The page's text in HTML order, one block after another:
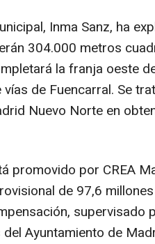
Inma Sanz, ha
304.000 metros
la franja oeste
vías de Fuencarral. Se
Nuevo Norte en
promovido por CREA
de 97,6
supervisado
Ayuntamiento de